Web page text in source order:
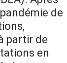
de
partir de
en